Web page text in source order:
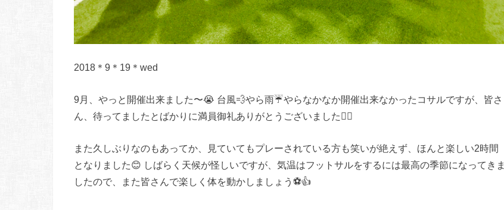
2018＊9＊19＊wed
9月、やっと開催出来ました〜😭 台風💨やら雨☔️やらなかなか開催出来なかったコサルですが、皆さ
ん、待ってましたとばかりに満員御礼ありがとうございました🙇‍♂️
また久しぶりなのもあってか、見ていてもプレーされている方も笑いが絶えず、ほんと楽しい2時間
となりました😊 しばらく天候が怪しいですが、気温はフットサルをするには最高の季節になってきま
したので、また皆さんで楽しく体を動かしましょう⚽️👍